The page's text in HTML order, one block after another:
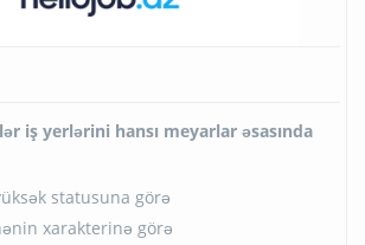
iş yerlərini hansı meyarlar əsasında
statusuna görə
xarakterinə görə